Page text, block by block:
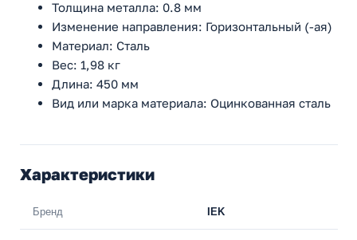
Толщина металла: 0.8 мм
Изменение направления: Горизонтальный (-ая)
Материал: Сталь
Вес: 1,98 кг
Длина: 450 мм
Вид или марка материала: Оцинкованная сталь
Характеристики
Бренд IEK